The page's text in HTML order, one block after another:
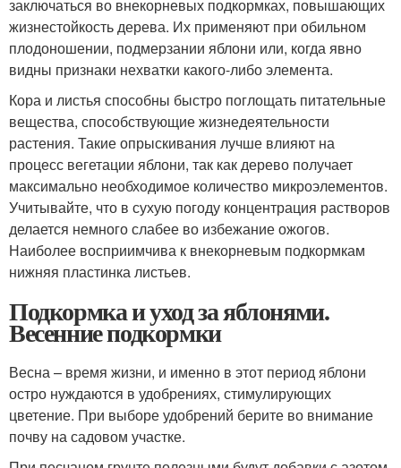
заключаться во внекорневых подкормках, повышающих
жизнестойкость дерева. Их применяют при обильном
плодоношении, подмерзании яблони или, когда явно
видны признаки нехватки какого-либо элемента.
Кора и листья способны быстро поглощать питательные
вещества, способствующие жизнедеятельности
растения. Такие опрыскивания лучше влияют на
процесс вегетации яблони, так как дерево получает
максимально необходимое количество микроэлементов.
Учитывайте, что в сухую погоду концентрация растворов
делается немного слабее во избежание ожогов.
Наиболее восприимчива к внекорневым подкормкам
нижняя пластинка листьев.
Подкормка и уход за яблонями.
Весенние подкормки
Весна – время жизни, и именно в этот период яблони
остро нуждаются в удобрениях, стимулирующих
цветение. При выборе удобрений берите во внимание
почву на садовом участке.